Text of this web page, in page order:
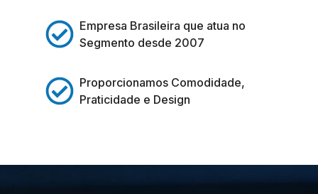
Empresa Brasileira que atua no
Segmento desde 2007
Proporcionamos Comodidade,
Praticidade e Design